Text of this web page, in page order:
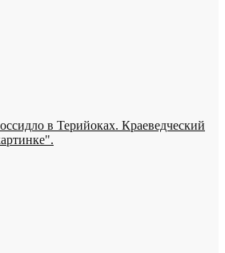
в Терийоках. Краеведческий